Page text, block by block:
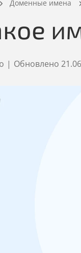
Доменные имена
| Обновлено